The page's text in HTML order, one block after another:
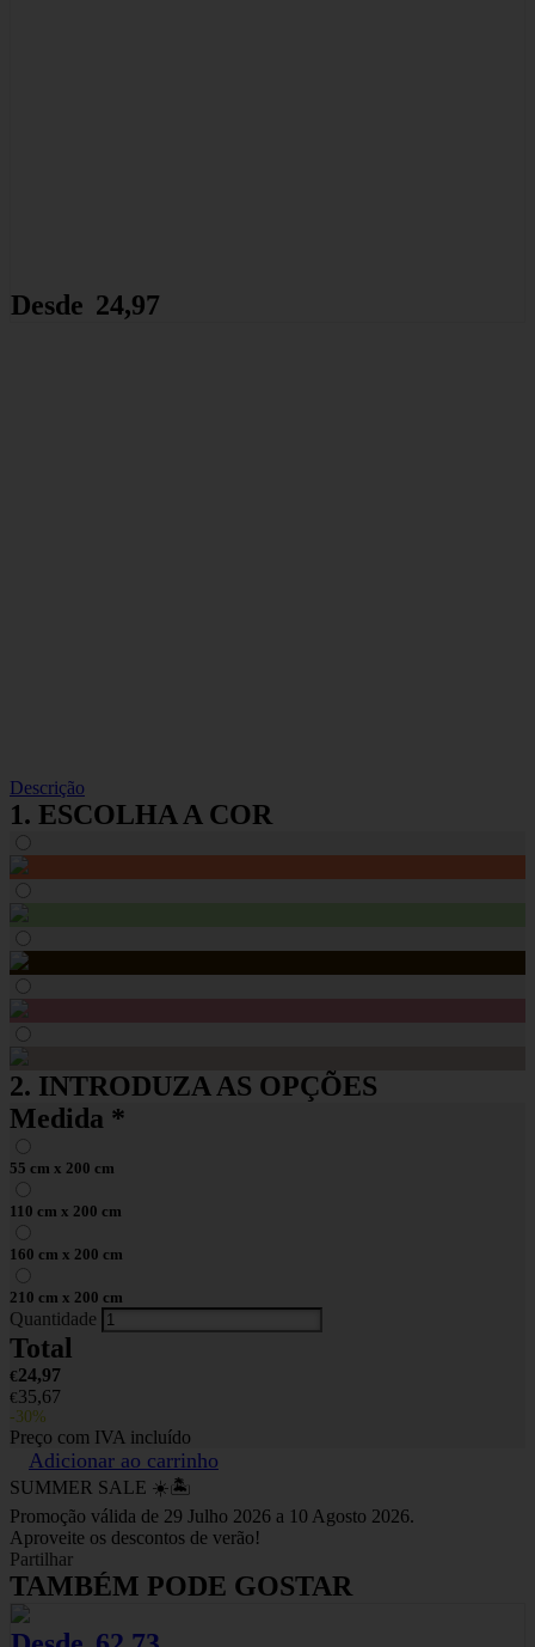
Desde 24,97
Descrição
1. ESCOLHA A COR
2. INTRODUZA AS OPÇÕES
Medida *
55 cm x 200 cm
110 cm x 200 cm
160 cm x 200 cm
210 cm x 200 cm
Quantidade
Total
€24,97
€35,67
-30%
Preço com IVA incluído
Adicionar ao carrinho
SUMMER SALE ☀️🏝️
Promoção válida de 29 Julho 2026 a 10 Agosto 2026.
Aproveite os descontos de verão!
Partilhar
TAMBÉM PODE GOSTAR